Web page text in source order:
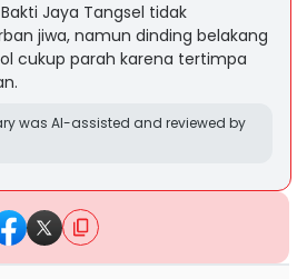
Jaya Tangsel tidak
jiwa, namun dinding belakang
cukup parah karena tertimpa
was AI-assisted and reviewed by